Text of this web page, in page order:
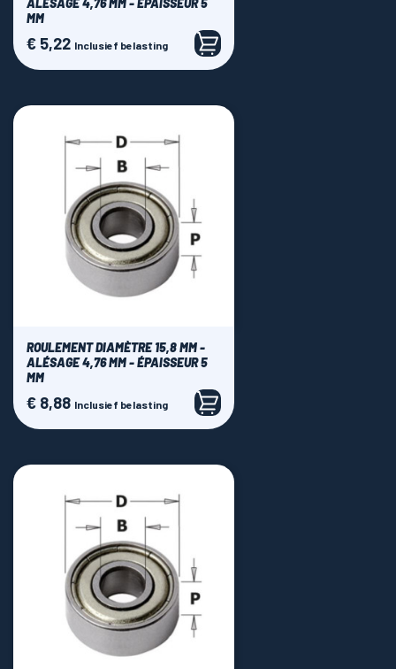
ALÉSAGE 4,76 MM - ÉPAISSEUR 5
MM
Prijs
€ 5,22 Inclusief belasting
ROULEMENT DIAMÈTRE 15,8 MM -
ALÉSAGE 4,76 MM - ÉPAISSEUR 5
MM
Prijs
€ 8,88 Inclusief belasting